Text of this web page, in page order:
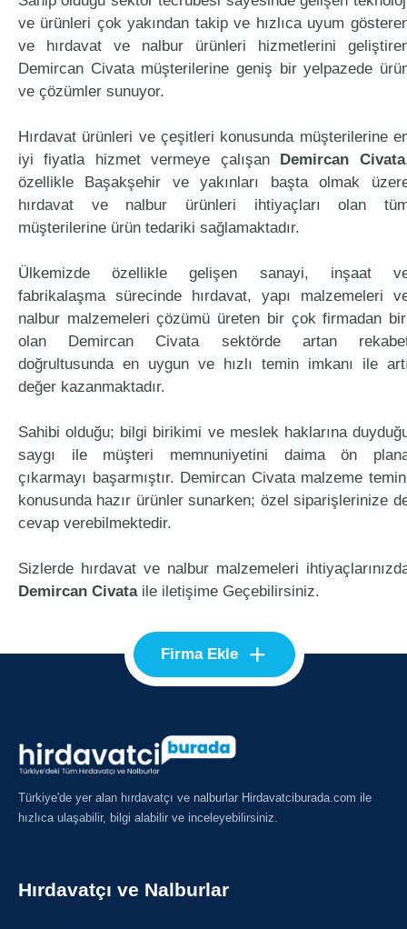
ve ürünleri çok yakından takip ve hızlıca uyum
ve hırdavat ve nalbur ürünleri hizmetlerini
Demircan Civata müşterilerine geniş bir yelpazede
ve çözümler sunuyor.
Hırdavat ürünleri ve çeşitleri konusunda müşterilerine
iyi fiyatla hizmet vermeye çalışan Demircan Civata
özellikle Başakşehir ve yakınları başta olmak
hırdavat ve nalbur ürünleri ihtiyaçları olan
müşterilerine ürün tedariki sağlamaktadır.
Ülkemizde özellikle gelişen sanayi, inşaat
fabrikalaşma sürecinde hırdavat, yapı malzemeleri
nalbur malzemeleri çözümü üreten bir çok firmadan
olan Demircan Civata sektörde artan
doğrultusunda en uygun ve hızlı temin imkanı ile
değer kazanmaktadır.
Sahibi olduğu; bilgi birikimi ve meslek haklarına
saygı ile müşteri memnuniyetini daima ön
çıkarmayı başarmıştır. Demircan Civata malzeme
konusunda hazır ürünler sunarken; özel siparişlerinize
cevap verebilmektedir.
Sizlerde hırdavat ve nalbur malzemeleri
Demircan Civataile iletişime Geçebilirsiniz.
Firma Ekle +
Türkiye'de yer alan hırdavatçı ve nalburlar Hirdavatciburada.com ile
hızlıca ulaşabilir, bilgi alabilir ve inceleyebilirsiniz.
Hırdavatçı ve Nalburlar